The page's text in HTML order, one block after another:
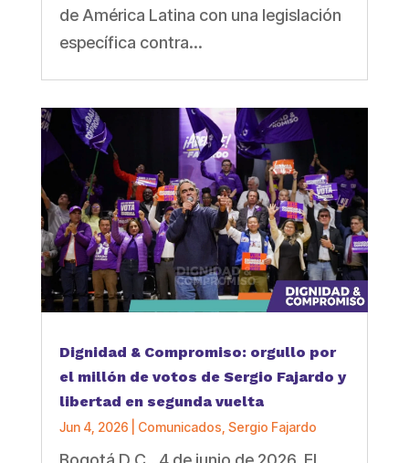
de América Latina con una legislación
específica contra...
Dignidad & Compromiso: orgullo por
el millón de votos de Sergio Fajardo y
libertad en segunda vuelta
Jun 4, 2026 Comunicados Sergio Fajardo